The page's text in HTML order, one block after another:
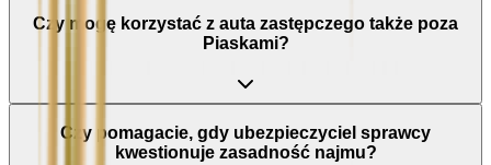
Czy mogę korzystać z auta zastępczego także poza
Piaskami?
Czy pomagacie, gdy ubezpieczyciel sprawcy
kwestionuje zasadność najmu?